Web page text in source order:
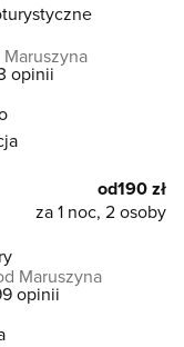
Maruszyna
opinii
od190 zł
za 1 noc, 2 osoby
Maruszyna
opinii